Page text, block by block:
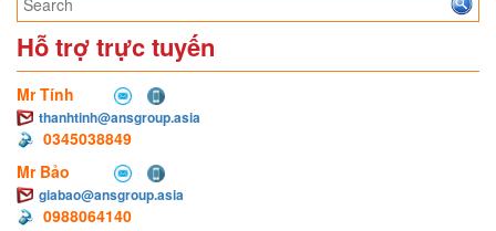
Hỗ trợ trực tuyến
Mr Tính
thanhtinh@ansgroup.asia
0345038849
Mr Bảo
giabao@ansgroup.asia
0988064140